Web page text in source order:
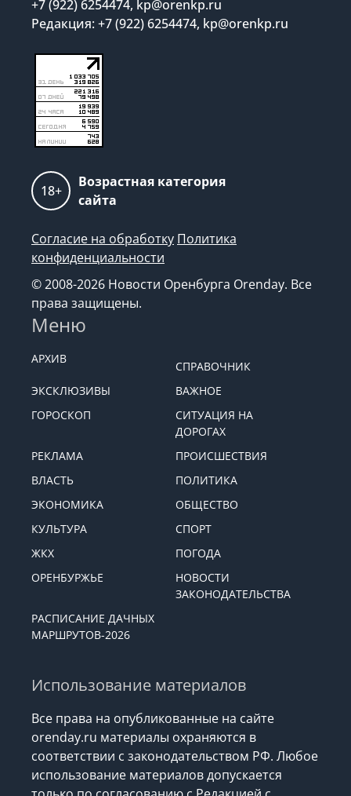
+7 (922) 6254474, kp@orenkp.ru
Редакция: +7 (922) 6254474, kp@orenkp.ru
18+
Возрастная категория
сайта
Согласие на обработку Политика
конфиденциальности
© 2008-2026 Новости Оренбурга Orenday. Все
права защищены.
Меню
АРХИВ
СПРАВОЧНИК
ЭКСКЛЮЗИВЫ
ВАЖНОЕ
ГОРОСКОП
СИТУАЦИЯ НА
ДОРОГАХ
РЕКЛАМА
ПРОИСШЕСТВИЯ
ВЛАСТЬ
ПОЛИТИКА
ЭКОНОМИКА
ОБЩЕСТВО
КУЛЬТУРА
СПОРТ
ЖКХ
ПОГОДА
ОРЕНБУРЖЬЕ
НОВОСТИ
ЗАКОНОДАТЕЛЬСТВА
РАСПИСАНИЕ ДАЧНЫХ
МАРШРУТОВ-2026
Использование материалов
Все права на опубликованные на сайте
orenday.ru материалы охраняются в
соответствии с законодательством РФ. Любое
использование материалов допускается